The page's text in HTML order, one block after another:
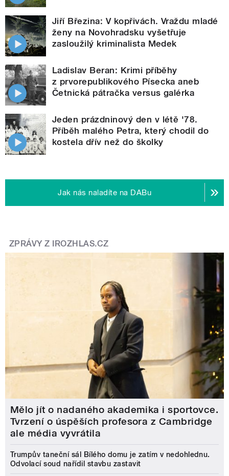
Jiří Březina: V kopřivách. Vraždu mladé
ženy na Novohradsku vyšetřuje
zasloužilý kriminalista Medek
Ladislav Beran: Krimi příběhy
z prvorepublikového Písecka aneb
Četnická pátračka versus galérka
Jeden prázdninový den v létě '78.
Příběh malého Petra, který chodil do
kostela dřív než do školky
Jak nás naladíte na DABu
ZPRÁVY Z IROZHLAS.CZ
Mělo jít o nadaného akademika i sportovce.
Tvrzení o úspěších profesora z Cambridge
ale média vyvrátila
Trumpův taneční sál Bílého domu je zatím v nedohlednu.
Odvolací soud nařídil stavbu zastavit